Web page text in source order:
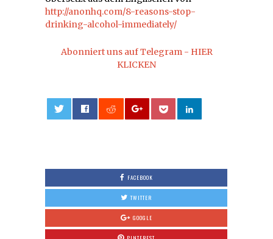
http://anonhq.com/8-reasons-stop-
drinking-alcohol-immediately/
Abonniert uns auf Telegram - HIER
KLICKEN
FACEBOOK
TWITTER
GOOGLE